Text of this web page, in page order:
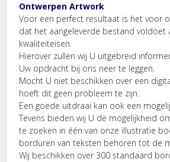
Ontwerpen Artwork
Voor een perfect resultaat is het voor
dat het aangeleverde bestand voldoet
kwaliteiteisen.
Hierover zullen wij U uitgebreid
Uw opdracht bij ons neer te leggen.
Mocht U niet beschikken over een
hoeft dit geen probleem te zijn.
Een goede uitdraai kan ook een
Tevens bieden wij U de mogelijkheid
te zoeken in één van onze illustratie
borduren van teksten behoren tot de
Wij beschikken over 300 standaard